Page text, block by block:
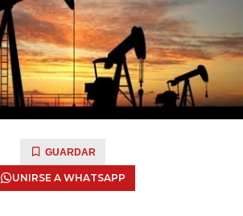
GUARDAR
UNIRSE A WHATSAPP